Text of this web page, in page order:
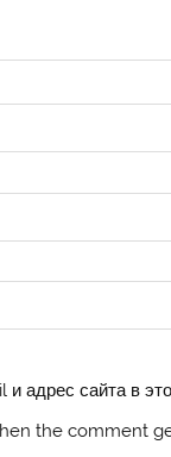
адрес сайта в
the comment